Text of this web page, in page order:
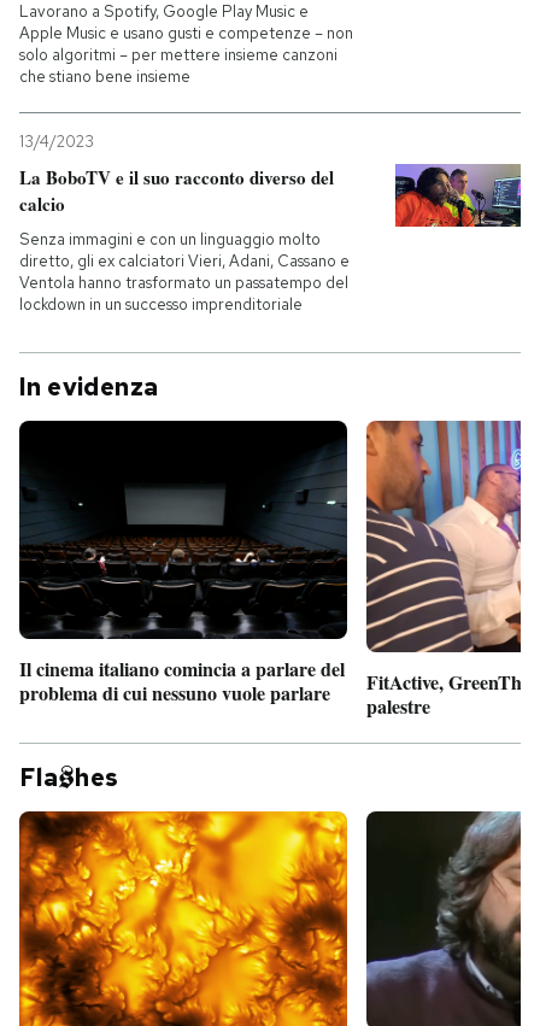
SHOP
AREA PERSONALE
Lavorano a Spotify, Google Play Music e
Apple Music e usano gusti e competenze – non
solo algoritmi – per mettere insieme canzoni
che stiano bene insieme
13/4/2023
La BoboTV e il suo racconto diverso del
calcio
Senza immagini e con un linguaggio molto
diretto, gli ex calciatori Vieri, Adani, Cassano e
Ventola hanno trasformato un passatempo del
lockdown in un successo imprenditoriale
In evidenza
Il cinema italiano comincia a parlare del
problema di cui nessuno vuole parlare
FitActive,
palestre
Fla hes